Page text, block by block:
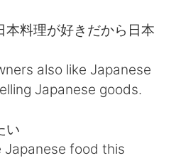
体中文
어
本料理が好きだから日本
also like Japanese
Japanese goods.
い
Japanese food this